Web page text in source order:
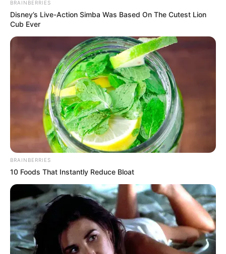
BRAINBERRIES
Disney’s Live-Action Simba Was Based On The Cutest Lion
Cub Ever
BRAINBERRIES
10 Foods That Instantly Reduce Bloat